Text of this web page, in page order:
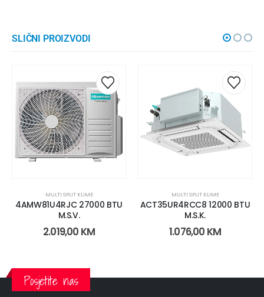
SLIČNI PROIZVODI
MULTI SPLIT KLIME
ACT35UR4RCC8 12000 BTU
M.S.K.
1.076,00 KM
KLIMA UREĐAJI
HISENSE 24K EXPERT SMART
CF70
1.500,00KM 1.450,00
Posjetite nas